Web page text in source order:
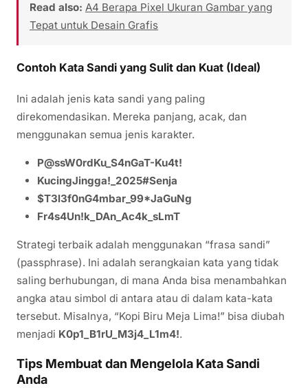
Read also: A4 Berapa Pixel Ukuran Gambar yang
Tepat untuk Desain Grafis
Contoh Kata Sandi yang Sulit dan Kuat (Ideal)
Ini adalah jenis kata sandi yang paling
direkomendasikan. Mereka panjang, acak, dan
menggunakan semua jenis karakter.
P@ssW0rdKu_S4nGaT-Ku4t!
KucingJingga!_2025#Senja
$T3l3f0nG4mbar_99*JaGuNg
Fr4s4Un!k_DAn_Ac4k_sLmT
Strategi terbaik adalah menggunakan “frasa sandi”
(passphrase). Ini adalah serangkaian kata yang tidak
saling berhubungan, di mana Anda bisa menambahkan
angka atau simbol di antara atau di dalam kata-kata
tersebut. Misalnya, “Kopi Biru Meja Lima!” bisa diubah
menjadi K0p1_B1rU_M3j4_L1m4!.
Tips Membuat dan Mengelola Kata Sandi
Anda